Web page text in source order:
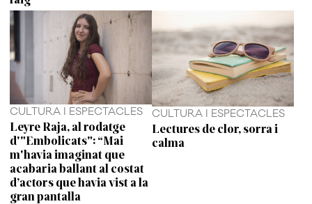
CULTURA I ESPECTACLES
Leyre Raja, al rodatge
d'"Embolicats": “Mai
m'havia imaginat que
acabaria ballant al costat
d’actors que havia vist a la
gran pantalla
CULTURA I ESPECTACLES
Lectures de clor, sorra i
calma